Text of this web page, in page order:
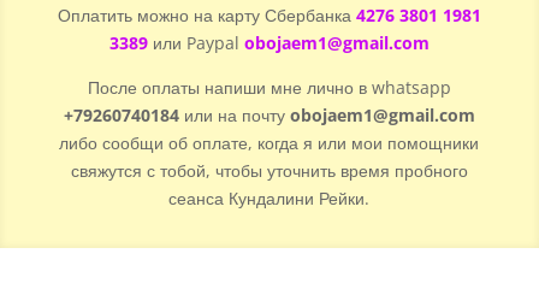
Оплатить можно на карту Сбербанка 4276 3801 1981
3389 или Paypal obojaem1@gmail.com
После оплаты напиши мне лично в whatsapp
+79260740184или на почту obojaem1@gmail.com
либо сообщи об оплате, когда я или мои помощники
свяжутся с тобой, чтобы уточнить время пробного
сеанса Кундалини Рейки.